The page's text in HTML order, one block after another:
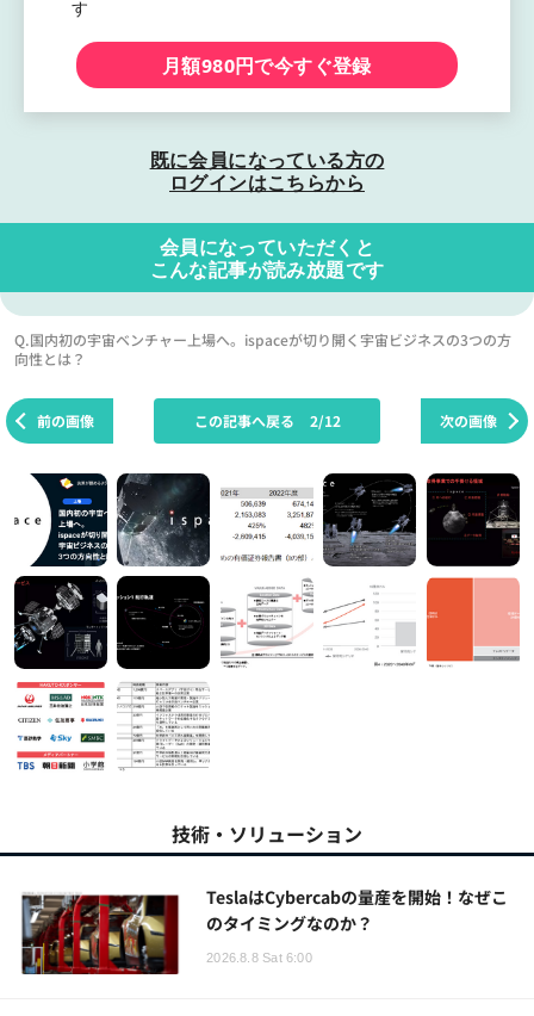
す
月額980円で今すぐ登録
既に会員になっている方の
ログインはこちらから
会員になっていただくと
こんな記事が読み放題です
Q.国内初の宇宙ベンチャー上場へ。ispaceが切り開く宇宙ビジネスの3つの方
向性とは？
前の画像 次の画像
この記事へ戻る 2/12
技術・ソリューション
TeslaはCybercabの量産を開始！なぜこ
のタイミングなのか？
2026.8.8 Sat 6:00